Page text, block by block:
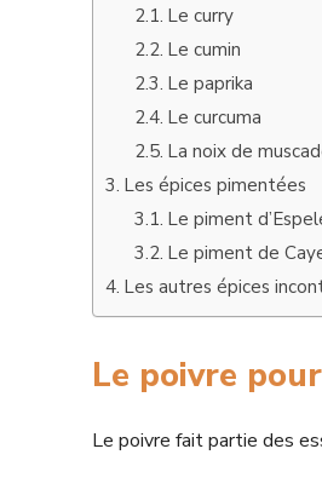
Le curry
Le cumin
Le paprika
Le curcuma
La noix de
Les épices pimentées
Le piment
Le piment de
Les autres épices
Le poivre
Le poivre fait partie des